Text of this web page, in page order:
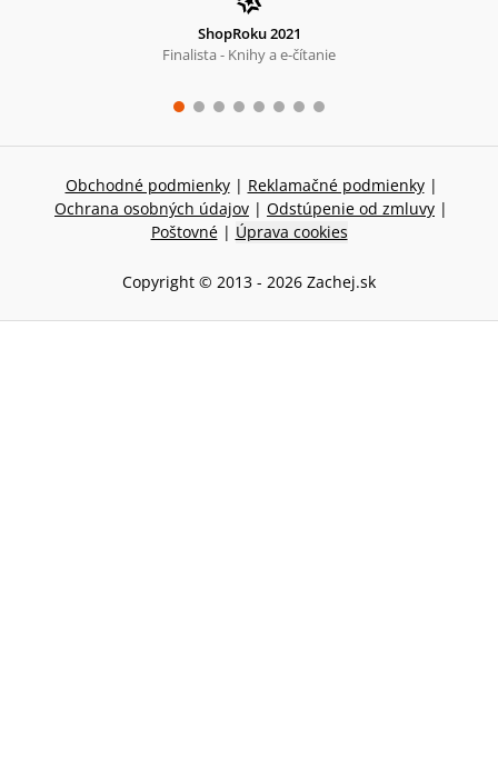
ShopRoku 2021
Finalista - Knihy a e-čítanie
Obchodné podmienky | Reklamačné podmienky |
Ochrana osobných údajov | Odstúpenie od zmluvy |
Poštovné | Úprava cookies
Copyright © 2013 - 2026 Zachej.sk